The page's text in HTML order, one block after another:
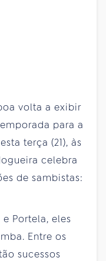
volta a exibir
para a
terça (21), às
celebra
de sambistas:
Portela, eles
Entre os
sucessos